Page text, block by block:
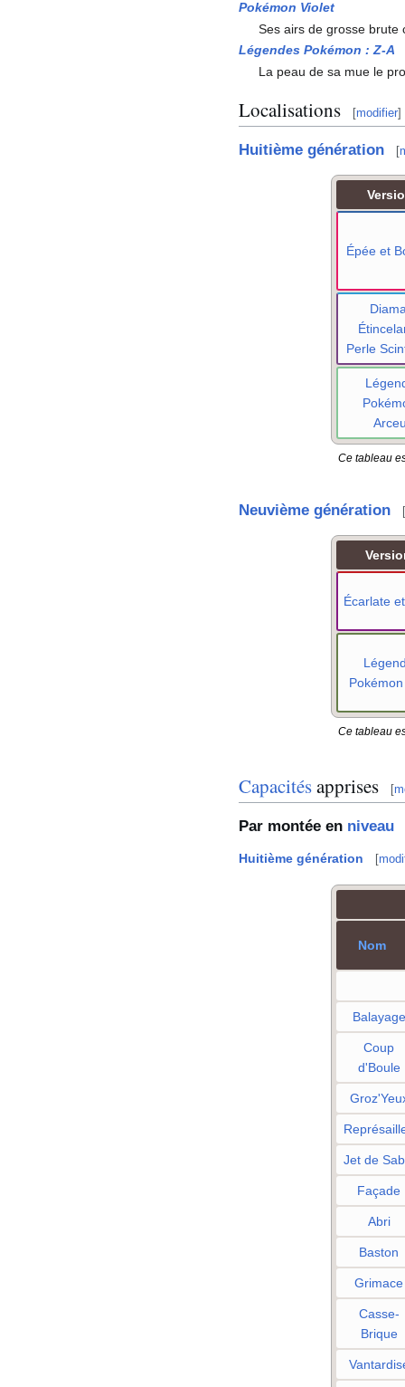
Pokémon Violet
Ses airs de grosse
Légendes Pokémon : Z-A
La peau de sa mue le
Localisations [modifier]
Huitième génération [
Épée et
Perle
Ce tableau
Neuvième génération [
Écarlate
Pokémon
Ce tableau
Capacitésapprises [
Par montée en niveau
Huitième génération [
Nom
Balayage
Coup
d'Boule
Jet de
Façade
Abri
Baston
Grimace
Casse-
Brique